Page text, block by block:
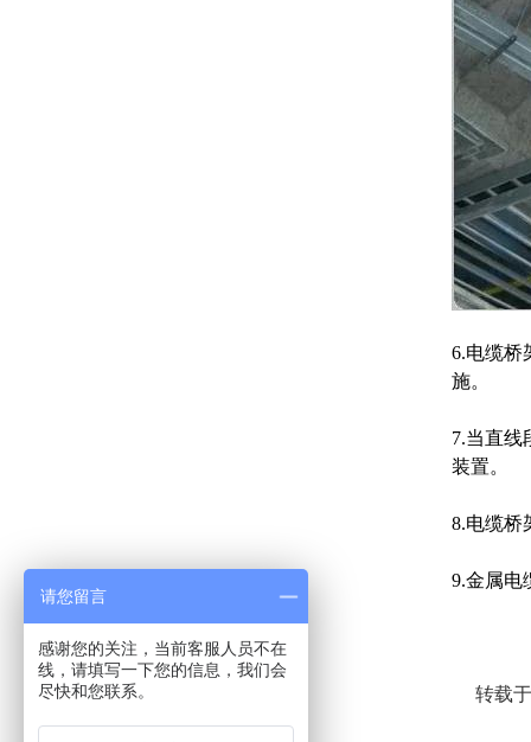
6.电缆桥
施。
7.当直线
装置。
8.电缆桥
9.金属电
转载于
请您留言
感谢您的关注，当前客服人员不在
线，请填写一下您的信息，我们会
尽快和您联系。